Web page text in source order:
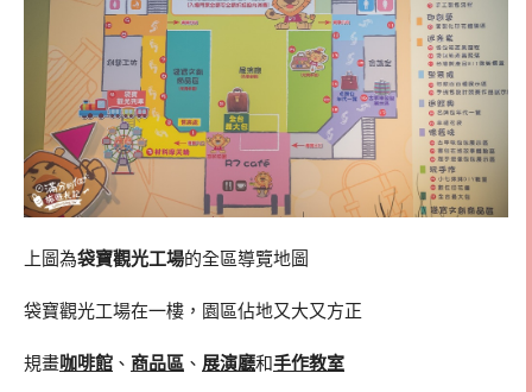
上圖為袋寶觀光工場的全區導覽地圖
袋寶觀光工場在一樓，園區佔地又大又方正
規畫咖啡館 、 商品區 、 展演廳和手作教室